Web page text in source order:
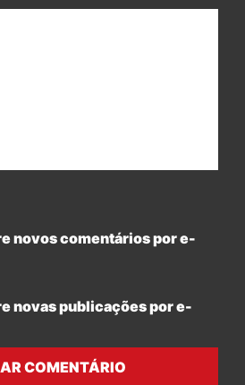
novos comentários por e-
novas publicações por e-
COMENTÁRIO